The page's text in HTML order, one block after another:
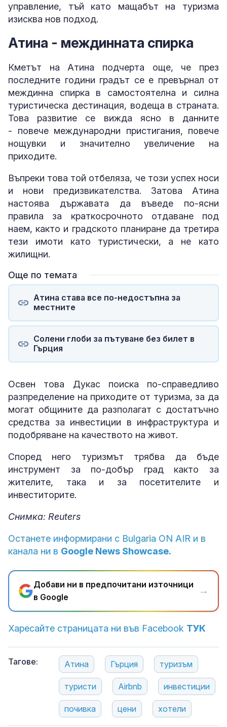
управление, тъй като мащабът на туризма
изисква нов подход.
Атина - междинната спирка
Кметът на Атина подчерта още, че през
последните години градът се е превърнал от
междинна спирка в самостоятелна и силна
туристическа дестинация, водеща в страната.
Това развитие се вижда ясно в данните
- повече международни пристигания, повече
нощувки и значително увеличение на
приходите.
Въпреки това той отбеляза, че този успех носи
и нови предизвикателства. Затова Атина
настоява държавата да въведе по-ясни
правила за краткосрочното отдаване под
наем, както и градското планиране да третира
тези имоти като туристически, а не като
жилищни.
Още по темата
Атина става все по-недостъпна за
местните
Солени глоби за пътуване без билет в
Гърция
Освен това Дукас поиска по-справедливо
разпределение на приходите от туризма, за да
могат общините да разполагат с достатъчно
средства за инвестиции в инфраструктура и
подобряване на качеството на живот.
Според него туризмът трябва да бъде
инструмент за по-добър град както за
жителите, така и за посетителите и
инвеститорите.
Снимка: Reuters
Останете информирани с Bulgaria ON AIR и в
канала ни в Google News Showcase.
Добави ни в предпочитани източници
в Google
→
Харесайте страницата ни във Facebook ТУК
Тагове: Атина Гърция туризъм
туристи Airbnb инвестиции
почивка цени хотели